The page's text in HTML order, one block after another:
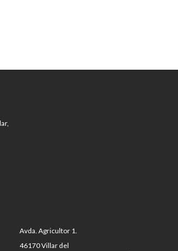
Avda. Agricultor 1.
46170 Villar del